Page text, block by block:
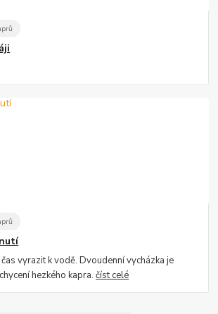
vyrazit k vodě. Dvoudenní vycházka je
hezkého kapra.číst celé